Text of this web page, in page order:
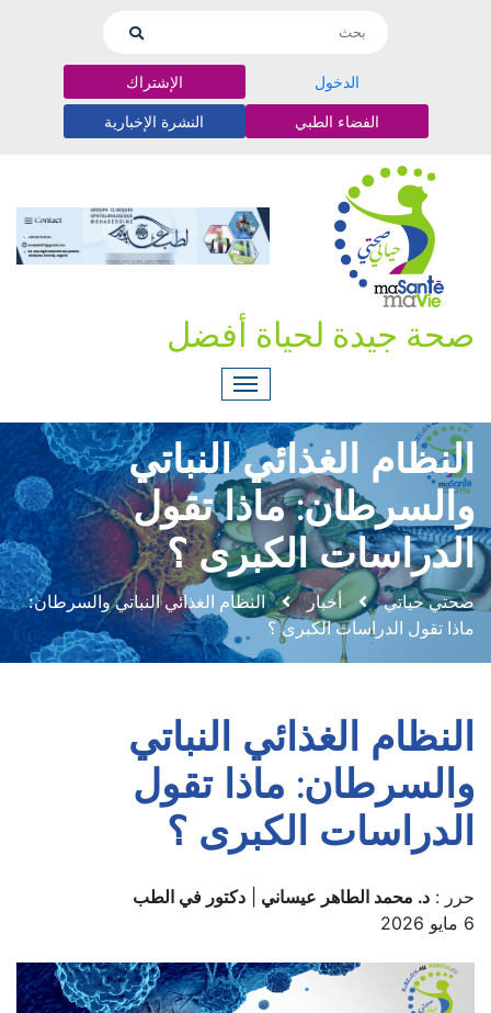
الدخول الإشتراك
الفضاء الطبي النشرة الإخبارية
صحة جيدة لحياة أفضل
النظام الغذائي النباتي
والسرطان: ماذا تقول
الدراسات الكبرى ؟
صحتي حياتي أخبار
النظام الغذائي النباتي والسرطان:
ماذا تقول الدراسات الكبرى ؟
النظام الغذائي النباتي
والسرطان: ماذا تقول
الدراسات الكبرى ؟
حرر : د. محمد الطاهر عيساني
دكتور في الطب
6 مايو 2026